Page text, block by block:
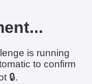
is running
to confirm
🔒.